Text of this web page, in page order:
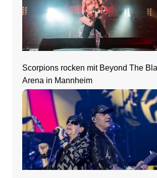
Scorpions rocken mit Beyond The
Arena in Mannheim